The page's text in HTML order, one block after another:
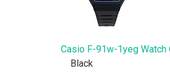
Casio F-91w-1yeg Watch
Black